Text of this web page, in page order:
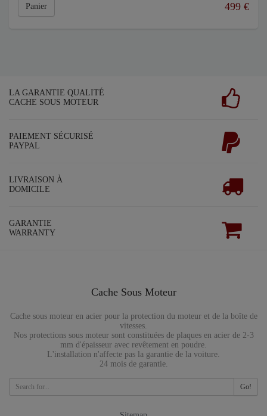
Panier 499 €
LA GARANTIE QUALITÉ
CACHE SOUS MOTEUR
PAIEMENT SÉCURISÉ
PAYPAL
LIVRAISON À
DOMICILE
GARANTIE
WARRANTY
Cache Sous Moteur
Cache sous moteur en acier pour la protection du moteur et de la boîte de
vitesses.
Nos protections sous moteur sont constituées de plaques en acier de 2-3
mm d'épaisseur avec revêtement en poudre.
L'installation n'affecte pas la garantie de la voiture.
24 mois de garantie.
Go!